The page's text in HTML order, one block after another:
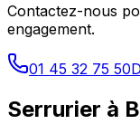
Contactez-nous
engagement.
01 45 32 75 50
Serrurier à